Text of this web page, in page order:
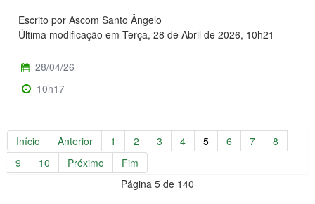
Escrito por Ascom Santo Ângelo
Última modificação em Terça, 28 de Abril de 2026, 10h21
28/04/26
10h17
Início Anterior 1 2 3 4 5 6 7
8
9
10 Próximo
Fim
Página 5 de 140